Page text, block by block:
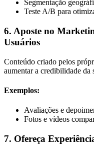
Segmentação
Teste A/B para
6. Aposte no
Usuários
Conteúdo criado pelos
aumentar a credibilidade da
Exemplos:
Avaliações e
Fotos e vídeos
7. Ofereça